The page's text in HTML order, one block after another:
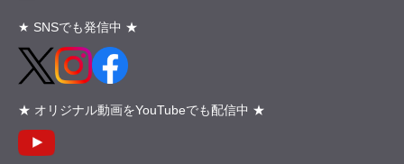
★ SNSでも発信中 ★
★ オリジナル動画をYouTubeでも配信中 ★